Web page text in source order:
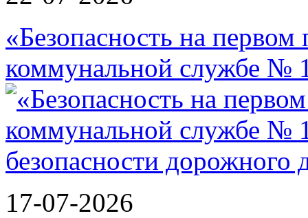
«Безопасность на
коммунальной службе №
17-07-2026